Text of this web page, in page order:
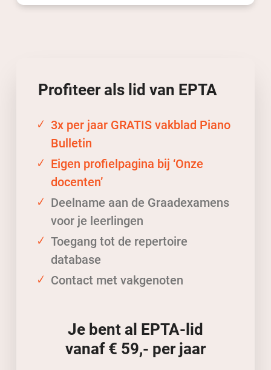
Profiteer als lid van EPTA
3x per jaar GRATIS vakblad Piano
Bulletin
Eigen profielpagina bij ‘Onze
docenten’
Deelname aan de Graadexamens
voor je leerlingen
Toegang tot de repertoire
database
Contact met vakgenoten
Je bent al EPTA-lid
vanaf € 59,- per jaar